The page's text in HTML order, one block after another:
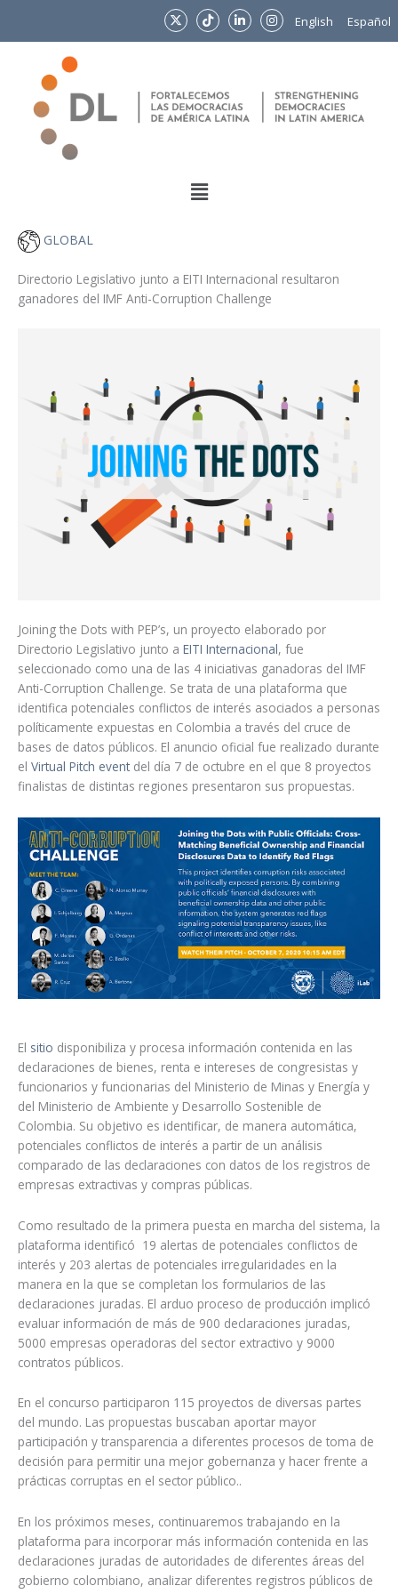
contenido
English Español
Menu
GLOBAL
Directorio Legislativo junto a EITI Internacional resultaron
ganadores del IMF Anti-Corruption Challenge
Joining the Dots with PEP’s, un proyecto elaborado por
Directorio Legislativo junto a EITI Internacional, fue
seleccionado como una de las 4 iniciativas ganadoras del IMF
Anti-Corruption Challenge. Se trata de una plataforma que
identifica potenciales conflictos de interés asociados a personas
políticamente expuestas en Colombia a través del cruce de
bases de datos públicos. El anuncio oficial fue realizado durante
el Virtual Pitch event del día 7 de octubre en el que 8 proyectos
finalistas de distintas regiones presentaron sus propuestas.
El sitio disponibiliza y procesa información contenida en las
declaraciones de bienes, renta e intereses de congresistas y
funcionarios y funcionarias del Ministerio de Minas y Energía y
del Ministerio de Ambiente y Desarrollo Sostenible de
Colombia. Su objetivo es identificar, de manera automática,
potenciales conflictos de interés a partir de un análisis
comparado de las declaraciones con datos de los registros de
empresas extractivas y compras públicas.
Como resultado de la primera puesta en marcha del sistema, la
plataforma identificó 19 alertas de potenciales conflictos de
interés y 203 alertas de potenciales irregularidades en la
manera en la que se completan los formularios de las
declaraciones juradas. El arduo proceso de producción implicó
evaluar información de más de 900 declaraciones juradas,
5000 empresas operadoras del sector extractivo y 9000
contratos públicos.
En el concurso participaron 115 proyectos de diversas partes
del mundo. Las propuestas buscaban aportar mayor
participación y transparencia a diferentes procesos de toma de
decisión para permitir una mejor gobernanza y hacer frente a
prácticas corruptas en el sector público..
En los próximos meses, continuaremos trabajando en la
plataforma para incorporar más información contenida en las
declaraciones juradas de autoridades de diferentes áreas del
gobierno colombiano, analizar diferentes registros públicos de